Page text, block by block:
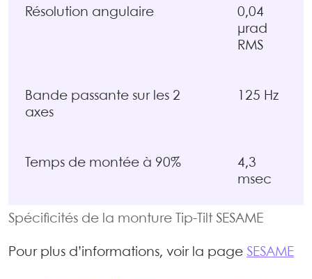
Spécificités de la monture Tip-Tilt SESAME
Résolution angulaire
0,04
µrad
RMS
Bande passante sur les 2
axes
125 Hz
Temps de montée à 90%
4,3
msec
Pour plus d’informations, voir la page SESAME